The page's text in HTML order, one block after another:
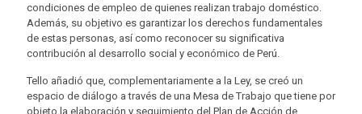
condiciones de empleo de quienes realizan trabajo doméstico.
Además, su objetivo es garantizar los derechos fundamentales
de estas personas, así como reconocer su significativa
contribución al desarrollo social y económico de Perú.
Tello añadió que, complementariamente a la Ley, se creó un
espacio de diálogo a través de una Mesa de Trabajo que tiene por
objeto la elaboración y seguimiento del Plan de Acción de